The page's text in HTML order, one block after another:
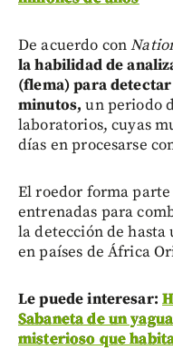
De acuerdo con
la habilidad de
(flema) para
minutos, un periodo
laboratorios, cuyas
días en procesarse
El roedor forma
entrenadas para
la detección de hasta
en países de África
Le puede interesar:
Sabaneta de un
misterioso que